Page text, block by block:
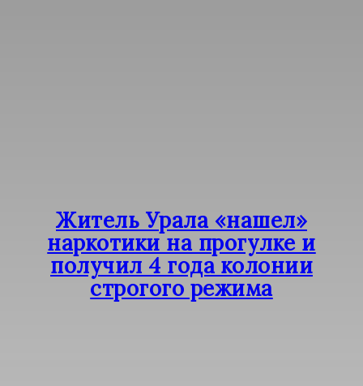
Житель Урала «нашел»
наркотики на прогулке и
получил 4 года колонии
строгого режима